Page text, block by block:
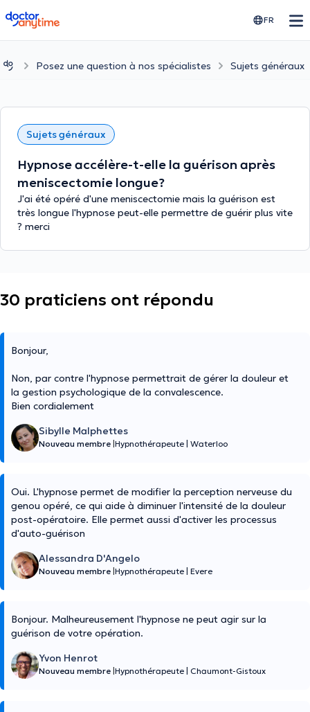
doctoranytime FR
Posez une question à nos spécialistes Sujets généraux
Sujets généraux
Hypnose accélère-t-elle la guérison après
meniscectomie longue?
J'ai été opéré d'une meniscectomie mais la guérison est
très longue l'hypnose peut-elle permettre de guérir plus vite
? merci
30 praticiens ont répondu
Bonjour,
Non, par contre l'hypnose permettrait de gérer la douleur et
la gestion psychologique de la convalescence.
Bien cordialement
Sibylle Malphettes
Nouveau membre Hypnothérapeute Waterloo
Oui. L'hypnose permet de modifier la perception nerveuse du
genou opéré, ce qui aide à diminuer l'intensité de la douleur
post-opératoire. Elle permet aussi d'activer les processus
d'auto-guérison
Alessandra D'Angelo
Nouveau membre Hypnothérapeute Evere
Bonjour. Malheureusement l'hypnose ne peut agir sur la
guérison de votre opération.
Yvon Henrot
Nouveau membre Hypnothérapeute Chaumont-Gistoux